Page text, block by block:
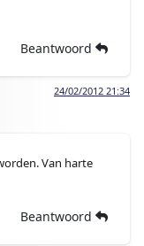
Beantwoord
24/02/2012 21:34
Van harte
Beantwoord